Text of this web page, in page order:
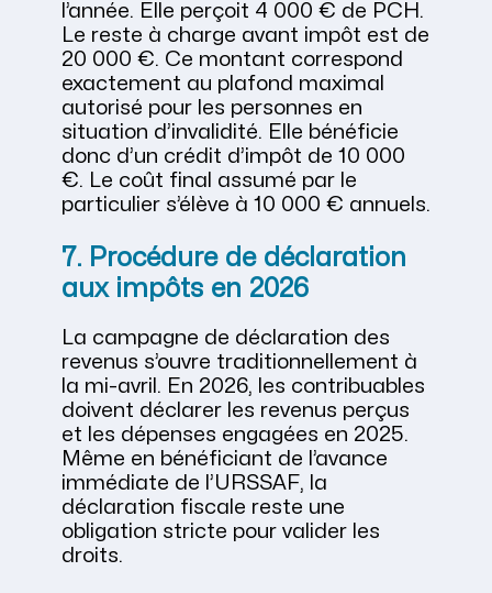
l’année. Elle perçoit 4 000 € de PCH.
Le reste à charge avant impôt est de
20 000 €. Ce montant correspond
exactement au plafond maximal
autorisé pour les personnes en
situation d’invalidité. Elle bénéficie
donc d’un crédit d’impôt de 10 000
€. Le coût final assumé par le
particulier s’élève à 10 000 € annuels.
7. Procédure de déclaration
aux impôts en 2026
La campagne de déclaration des
revenus s’ouvre traditionnellement à
la mi-avril. En 2026, les contribuables
doivent déclarer les revenus perçus
et les dépenses engagées en 2025.
Même en bénéficiant de l’avance
immédiate de l’URSSAF, la
déclaration fiscale reste une
obligation stricte pour valider les
droits.